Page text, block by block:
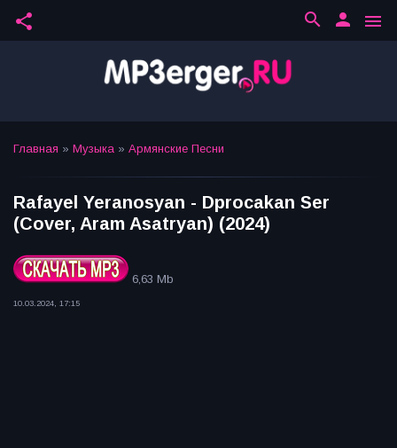
share menu
person
search
Главная » Музыка » Армянские Песни
Rafayel Yeranosyan - Dprocakan Ser
(Cover, Aram Asatryan) (2024)
6,63 Mb
10.03.2024, 17:15